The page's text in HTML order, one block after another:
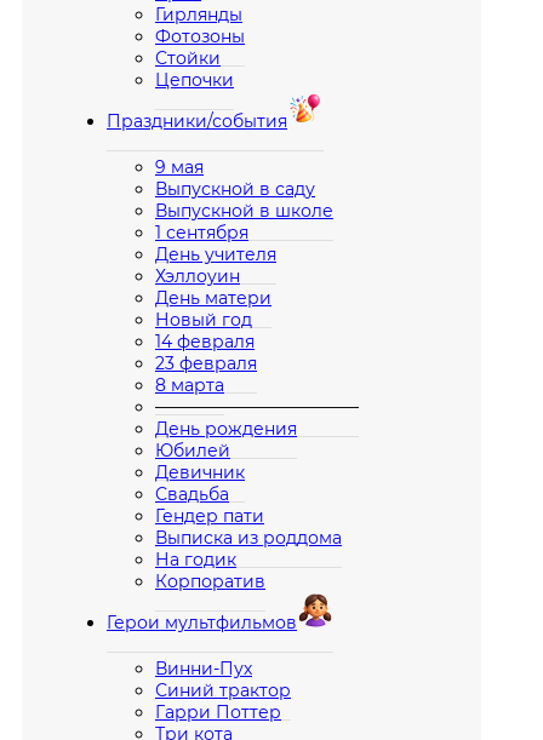
Гирлянды
Фотозоны
Стойки
Цепочки
Праздники/события
9 мая
Выпускной в саду
Выпускной в школе
1 сентября
День учителя
Хэллоуин
День матери
Новый год
14 февраля
23 февраля
8 марта
————————————
День рождения
Юбилей
Девичник
Свадьба
Гендер пати
Выписка из роддома
На годик
Корпоратив
Герои мультфильмов
Винни-Пух
Синий трактор
Гарри Поттер
Три кота